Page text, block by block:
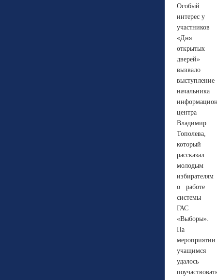
Особый
интерес у
участников
«Дня
открытых
дверей»
вызвало
выступление
начальника
центра
Владимир
Тополева,
который
рассказал
молодым
избирателям
о работе
системы
ГАС
«Выборы».
На
мероприятии
учащимся
удалось